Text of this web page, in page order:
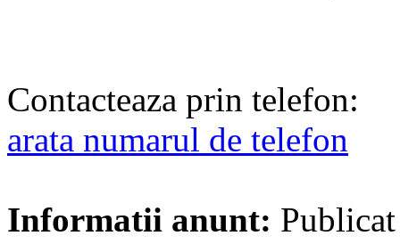
Contacteaza prin telefon:
arata numarul de telefon
Informatii anunt: